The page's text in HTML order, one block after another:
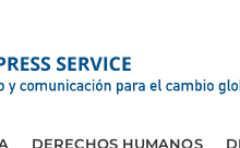
DERECHOS HUMANOS